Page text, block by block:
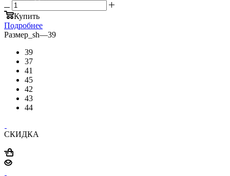
Купить
Подробнее
Размер_sh—39
39
37
41
45
42
43
44
СКИДКА